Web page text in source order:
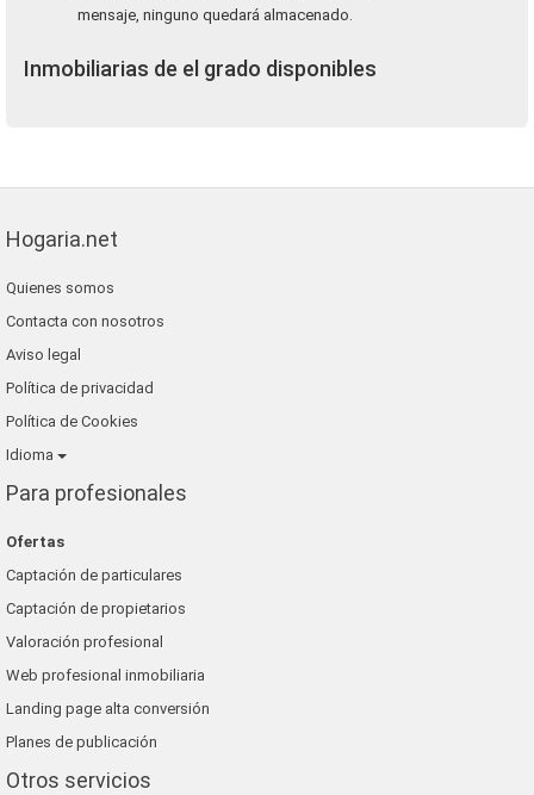
mensaje, ninguno quedará almacenado.
Inmobiliarias de el grado disponibles
Hogaria.net
Quienes somos
Contacta con nosotros
Aviso legal
Política de privacidad
Política de Cookies
Idioma
Para profesionales
Ofertas
Captación de particulares
Captación de propietarios
Valoración profesional
Web profesional inmobiliaria
Landing page alta conversión
Planes de publicación
Otros servicios